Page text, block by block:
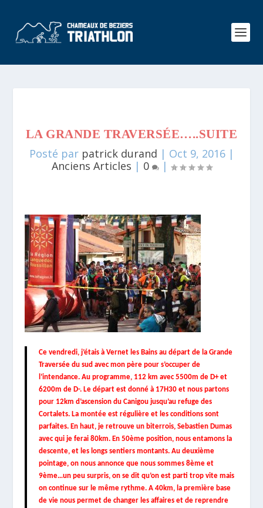
LA GRANDE TRAVERSÉE…..SUITE
Posté par patrick durand | Oct 9, 2016|
Anciens Articles | 0 |
Ce vendredi, j’étais à Vernet les Bains au départ de la Grande
Traversée du sud avec mon père pour s’occuper de
l’intendance. Au programme, 112 km avec 5500m de D+ et
6200m de D-. Le départ est donné à 17H30 et nous partons
pour 12km d’ascension du Canigou jusqu’au refuge des
Cortalets. La montée est régulière et les conditions sont
parfaites. En haut, je retrouve un biterrois, Sebastien Dumas
avec qui je ferai 80km. En 50ème position, nous entamons la
descente, et les longs sentiers montants. Au deuxième
pointage, on nous annonce que nous sommes 8ème et
9ème…un peu surpris, on se dit qu’on est parti trop vite mais
on continue sur le même rythme. A 40km, la première base
de vie nous permet de changer les affaires et de reprendre